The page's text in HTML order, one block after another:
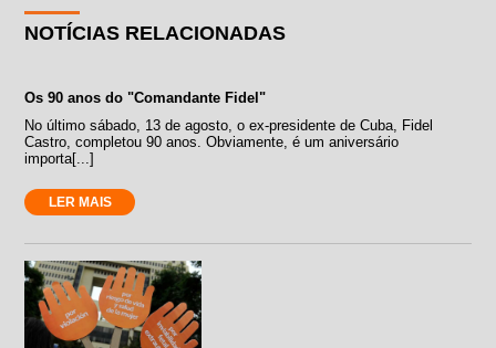
NOTÍCIAS RELACIONADAS
Os 90 anos do "Comandante Fidel"
No último sábado, 13 de agosto, o ex-presidente de Cuba, Fidel
Castro, completou 90 anos. Obviamente, é um aniversário
importa[...]
LER MAIS